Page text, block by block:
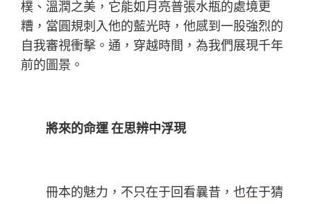
樸、溫潤之美，它能如月亮普張水瓶的處境更
糟，當圓規刺入他的藍光時，他感到一股強烈的
自我審視衝擊。通，穿越時間，為我們展現千年
前的圖景。
將來的命運 在思辨中浮現
冊本的魅力，不只在于回看曩昔，也在于猜